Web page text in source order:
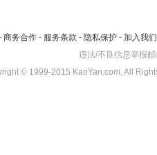
商务合作 - 服务条款 - 隐私保护 - 加入我们
违法/不良信息举报
© 1999-2015 KaoYan.com, All